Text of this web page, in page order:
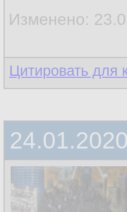
Изменено:
Цитировать для